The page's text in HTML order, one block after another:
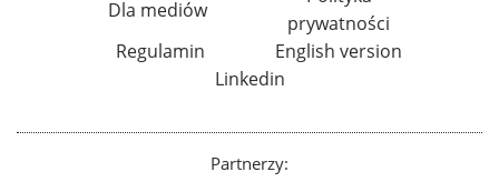
Dla mediów
prywatności
Regulamin
English version
Linkedin
Partnerzy: